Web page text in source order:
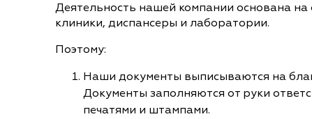
Деятельность нашей компании основана
клиники, диспансеры и лаборатории.
Поэтому:
Наши документы выписываются на
Документы заполняются от руки
печатями и штампами.